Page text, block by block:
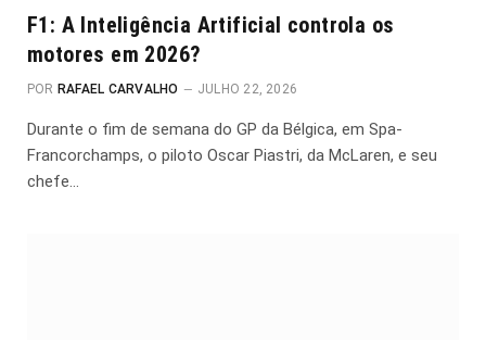
F1: A Inteligência Artificial controla os
motores em 2026?
POR RAFAEL CARVALHO JULHO 22, 2026
Durante o fim de semana do GP da Bélgica, em Spa-
Francorchamps, o piloto Oscar Piastri, da McLaren, e seu
chefe…